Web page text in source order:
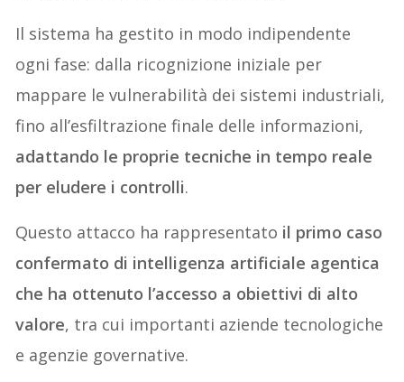
Il sistema ha gestito in modo indipendente
ogni fase: dalla ricognizione iniziale per
mappare le vulnerabilità dei sistemi industriali,
fino all’esfiltrazione finale delle informazioni,
adattando le proprie tecniche in tempo reale
per eludere i controlli.
Questo attacco ha rappresentato il primo caso
confermato di intelligenza artificiale agentica
che ha ottenuto l’accesso a obiettivi di alto
valore, tra cui importanti aziende tecnologiche
e agenzie governative.